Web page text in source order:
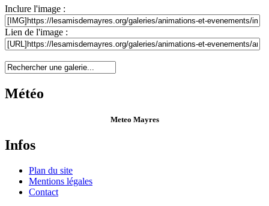
Inclure l'image :
Lien de l'image :
Météo
Meteo Mayres
Infos
Plan du site
Mentions légales
Contact